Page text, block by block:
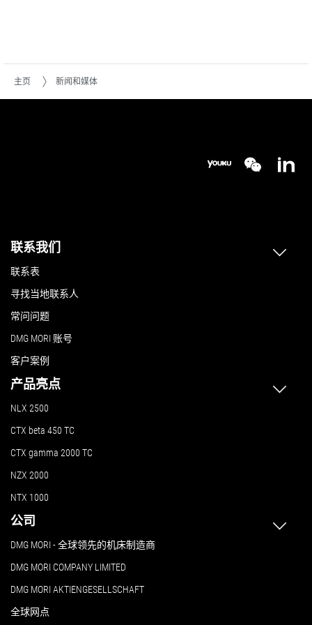
主页 新闻和媒体
联系我们
联系表
寻找当地联系人
常问问题
DMG MORI 账号
客户案例
产品亮点
NLX 2500
CTX beta 450 TC
CTX gamma 2000 TC
NZX 2000
NTX 1000
公司
DMG MORI - 全球领先的机床制造商
DMG MORI COMPANY LIMITED
DMG MORI AKTIENGESELLSCHAFT
全球网点